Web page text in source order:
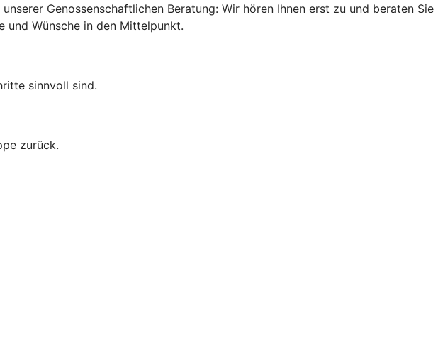
Genossenschaftlichen Beratung: Wir hören Ihnen erst zu und beraten Sie
und Wünsche in den Mittelpunkt.
sinnvoll sind.
zurück.